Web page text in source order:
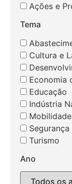
Ações e
Tema
Cultura e
Economia
Educação
Indústria
Mobilidade
Segurança
Turismo
Ano